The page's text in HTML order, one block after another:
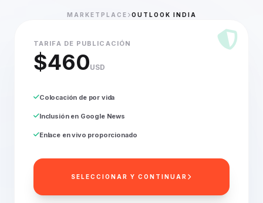
MARKETPLACE OUTLOOK INDIA
TARIFA DE PUBLICACIÓN
$460USD
Colocación de por vida
Inclusión en Google News
Enlace en vivo proporcionado
SELECCIONAR Y CONTINUAR